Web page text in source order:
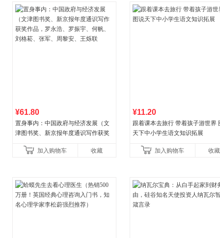
¥61.80
置身事内：中国政府与经济发展（文
津图书奖、新京报年度通识写作获奖
菘、张军、周黎安、王烁联
加入购物车 收藏
¥11.20
跟着课本去旅行 带着孩子游世界
天下中小学生语文知识拓展
加入购物车 收藏